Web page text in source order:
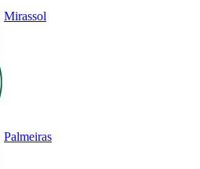
Mirassol
Palmeiras